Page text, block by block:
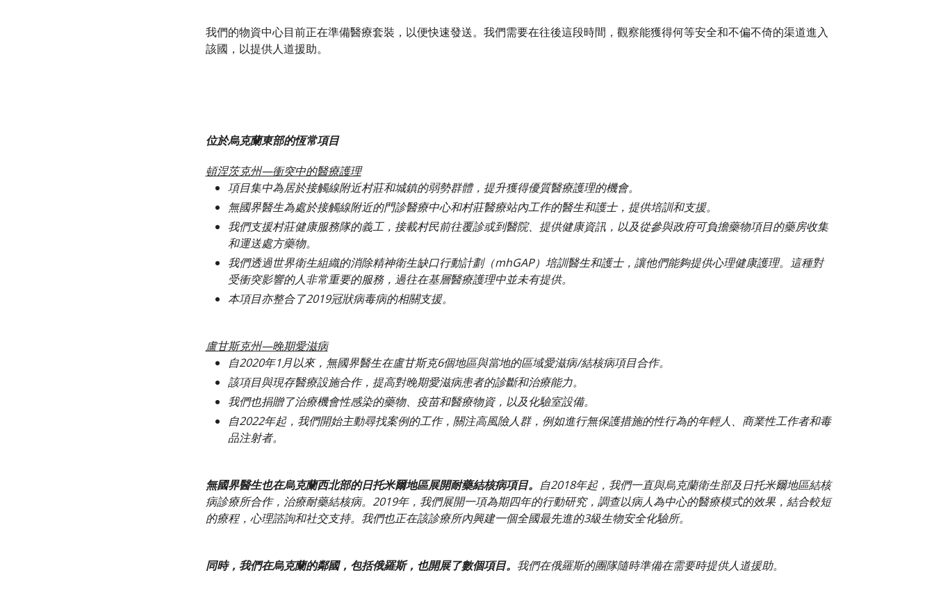
我們的物資中心目前正在準備醫療套裝，以便快速發送。我們需要在往後這段時間，觀察能獲得何等安全和不偏不倚的渠道進入
該國，以提供人道援助。
位於烏克蘭東部的恆常項目
頓涅茨克州—衝突中的醫療護理
項目集中為居於接觸線附近村莊和城鎮的弱勢群體，提升獲得優質醫療護理的機會。
無國界醫生為處於接觸線附近的門診醫療中心和村莊醫療站內工作的醫生和護士，提供培訓和支援。
我們支援村莊健康服務隊的義工，接載村民前往覆診或到醫院、提供健康資訊，以及從參與政府可負擔藥物項目的藥房收集
和運送處方藥物。
我們透過世界衛生組織的消除精神衛生缺口行動計劃（mhGAP）培訓醫生和護士，讓他們能夠提供心理健康護理。這種對
受衝突影響的人非常重要的服務，過往在基層醫療護理中並未有提供。
本項目亦整合了2019冠狀病毒病的相關支援。
盧甘斯克州—晚期愛滋病
自2020年1月以來，無國界醫生在盧甘斯克6個地區與當地的區域愛滋病/結核病項目合作。
該項目與現存醫療設施合作，提高對晚期愛滋病患者的診斷和治療能力。
我們也捐贈了治療機會性感染的藥物、疫苗和醫療物資，以及化驗室設備。
自2022年起，我們開始主動尋找案例的工作，關注高風險人群，例如進行無保護措施的性行為的年輕人、商業性工作者和毒
品注射者。
無國界醫生也在烏克蘭西北部的日托米爾地區展開耐藥結核病項目。 自2018年起，我們一直與烏克蘭衛生部及日托米爾地區結核
病診療所合作，治療耐藥結核病。2019年，我們展開一項為期四年的行動研究，調查以病人為中心的醫療模式的效果，結合較短
的療程，心理諮詢和社交支持。我們也正在該診療所內興建一個全國最先進的3級生物安全化驗所。
同時，我們在烏克蘭的鄰國，包括俄羅斯，也開展了數個項目。 我們在俄羅斯的團隊隨時準備在需要時提供人道援助。